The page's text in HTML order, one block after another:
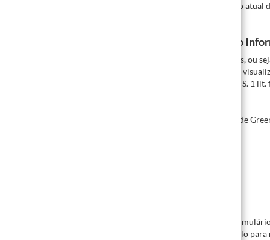
terceiros. Estas serão ajustadas conforme o estado atual
§ 4 Recolha de Dados Pessoais durante o Uso
Ao utilizar o website apenas para fins informativos, ou
navegador transmite ao nosso servidor. Se desejar
estabilidade e segurança (a base legal é o Art. 6 (1) S. 1 lit.
– Diferença de fuso horário para o Tempo Médio de
Quando nos contactar por email ou através do
deste armazenamento é exclusivamente contactá-lo